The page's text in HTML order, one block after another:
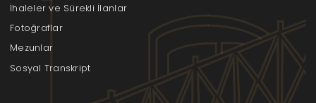
İhaleler ve Sürekli İlanlar
Fotoğraflar
Mezunlar
Sosyal Transkript